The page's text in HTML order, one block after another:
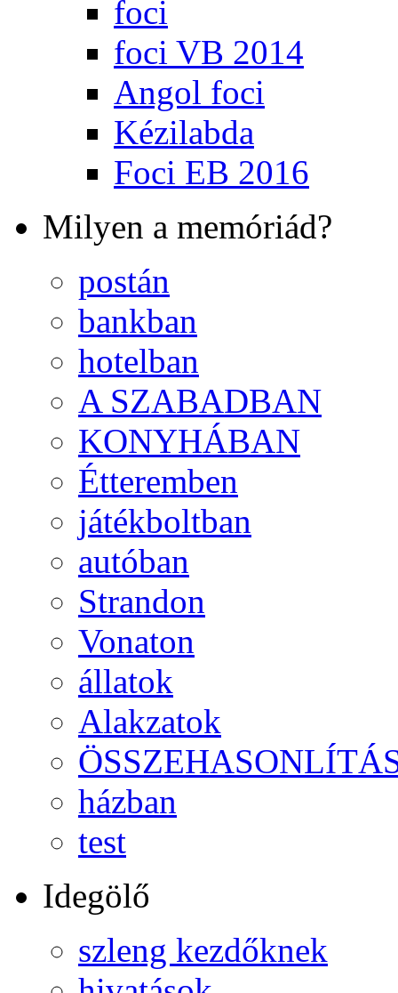
foci
foci VB 2014
Angol foci
Kézilabda
Foci EB 2016
Milyen a memóriád?
postán
bankban
hotelban
A SZABADBAN
KONYHÁBAN
Étteremben
játékboltban
autóban
Strandon
Vonaton
állatok
Alakzatok
házban
test
Idegölő
szleng kezdőknek